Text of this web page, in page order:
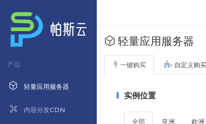
产品
轻量应用服务器
内容分发CDN
轻量应用服务器
一键购买 自定义购买
实例位置
全部 亚洲 欧洲